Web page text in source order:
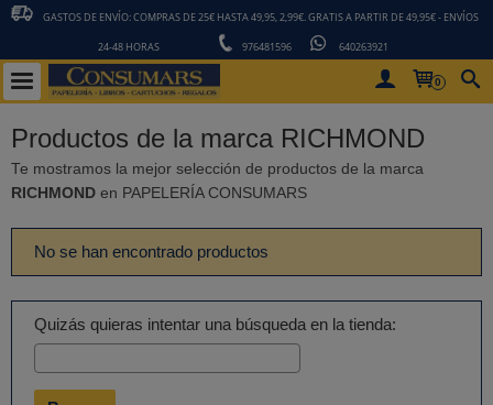
GASTOS DE ENVÍO: COMPRAS DE 25€ HASTA 49,95, 2,99€. GRATIS A PARTIR DE 49,95€ - ENVÍOS
24-48 HORAS 976481596 640263921
0
Productos de la marca RICHMOND
Te mostramos la mejor selección de productos de la marca
RICHMOND en PAPELERÍA CONSUMARS
No se han encontrado productos
Quizás quieras intentar una búsqueda en la tienda: